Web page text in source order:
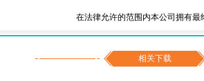
在法律允许的范围内本公司拥有最
相关下载